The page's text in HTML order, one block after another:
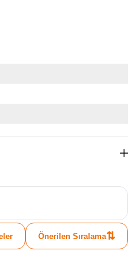
Önerilen Sıralama⇅